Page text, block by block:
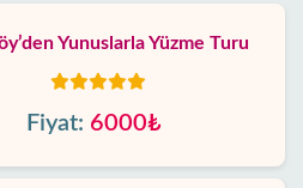
Yunuslarla Yüzme Turu
Fiyat: 6000₺